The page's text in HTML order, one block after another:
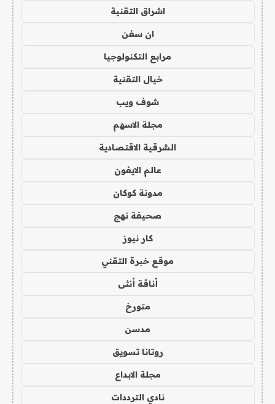
اشراق التقنية
ان سفن
مرابع التكنولوجيا
خيال التقنية
شوف ويب
مجلة الاسهم
الشرقية الاقتصادية
عالم الايفون
مدونة كوكان
صحيفة نهج
كار نيوز
موقع خبرة التقني
أناقة أنثى
متورخ
مدسن
روتانا تسويق
مجلة الابداع
نادي الترددات